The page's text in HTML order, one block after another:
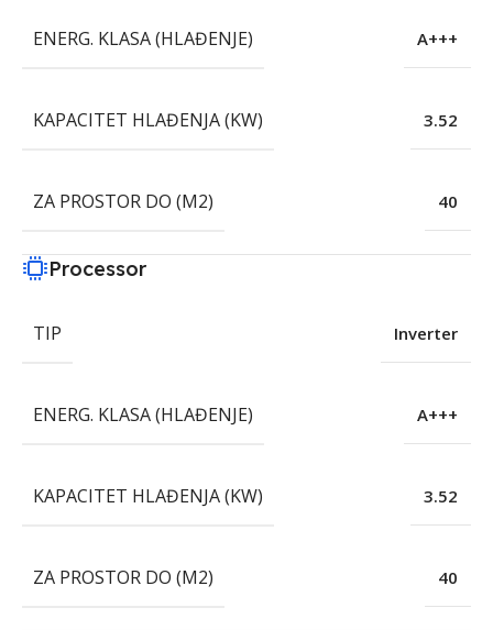
ENERG. KLASA (HLAĐENJE) A+++
KAPACITET HLAĐENJA (KW) 3.52
ZA PROSTOR DO (M2) 40
Processor
TIP Inverter
ENERG. KLASA (HLAĐENJE) A+++
KAPACITET HLAĐENJA (KW) 3.52
ZA PROSTOR DO (M2) 40